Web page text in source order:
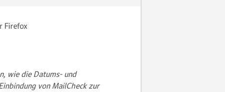
Firefox
wie die Datums- und
von MailCheck zur